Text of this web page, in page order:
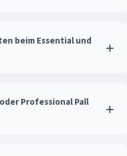
beim Essential und
Professional Pall